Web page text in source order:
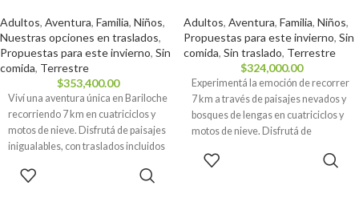
Adultos, Aventura, Familia, Niños,
Nuestras opciones en traslados,
Propuestas para este invierno, Sin
comida, Terrestre
$353,400.00
Viví una aventura única en Bariloche
recorriendo 7 km en cuatriciclos y
motos de nieve. Disfrutá de paisajes
inigualables, con traslados incluidos
acompañarán en cada instante.
Adultos, Aventura, Familia, Niños,
Propuestas para este invierno, Sin
comida, Sin traslado, Terrestre
$324,000.00
Experimentá la emoción de recorrer
7 km a través de paisajes nevados y
bosques de lengas en cuatriciclos y
motos de nieve. Disfrutá de
guiada en un entorno exclusivo de